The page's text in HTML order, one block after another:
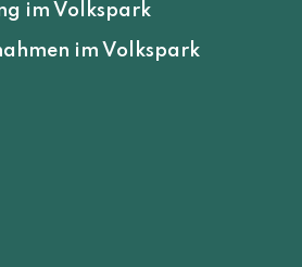
im Volkspark
im Volkspark